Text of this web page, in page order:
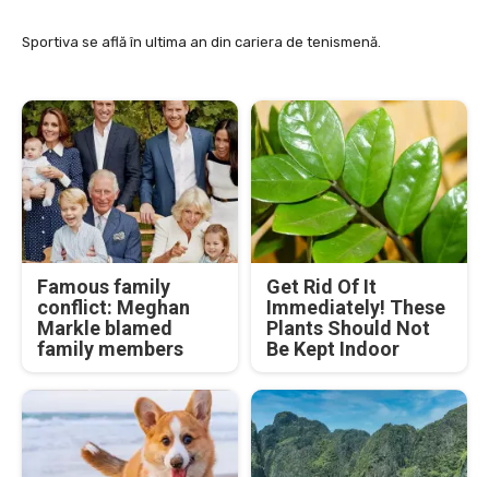
Sportiva se află în ultima an din cariera de tenismenă.
Famous family
conflict: Meghan
Markle blamed
family members
Get Rid Of It
Immediately! These
Plants Should Not
Be Kept Indoor